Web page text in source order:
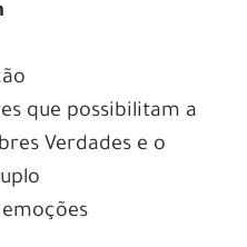
que possibilitam a
Verdades e o